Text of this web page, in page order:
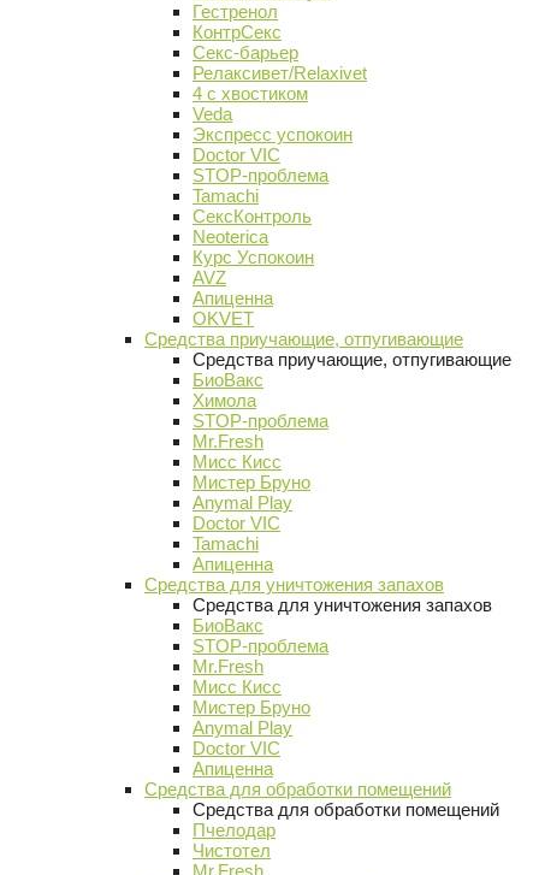
Гестренол
КонтрСекс
Секс-барьер
Релаксивет/Relaxivet
4 с хвостиком
Veda
Экспресс успокоин
Doctor VIC
STOP-проблема
Tamachi
СексКонтроль
Neoterica
Курс Успокоин
AVZ
Апиценна
OKVET
Средства приучающие, отпугивающие
Средства приучающие, отпугивающие
БиоВакс
Химола
STOP-проблема
Mr.Fresh
Мисс Кисс
Мистер Бруно
Anymal Play
Doctor VIC
Tamachi
Апиценна
Средства для уничтожения запахов
Средства для уничтожения запахов
БиоВакс
STOP-проблема
Mr.Fresh
Мисс Кисс
Мистер Бруно
Anymal Play
Doctor VIC
Апиценна
Средства для обработки помещений
Средства для обработки помещений
Пчелодар
Чистотел
Mr.Fresh